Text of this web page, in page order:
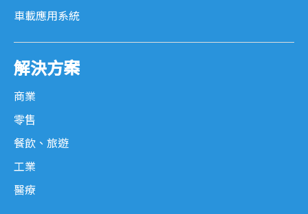
車載應用系統
解決方案
商業
零售
餐飲、旅遊
工業
醫療